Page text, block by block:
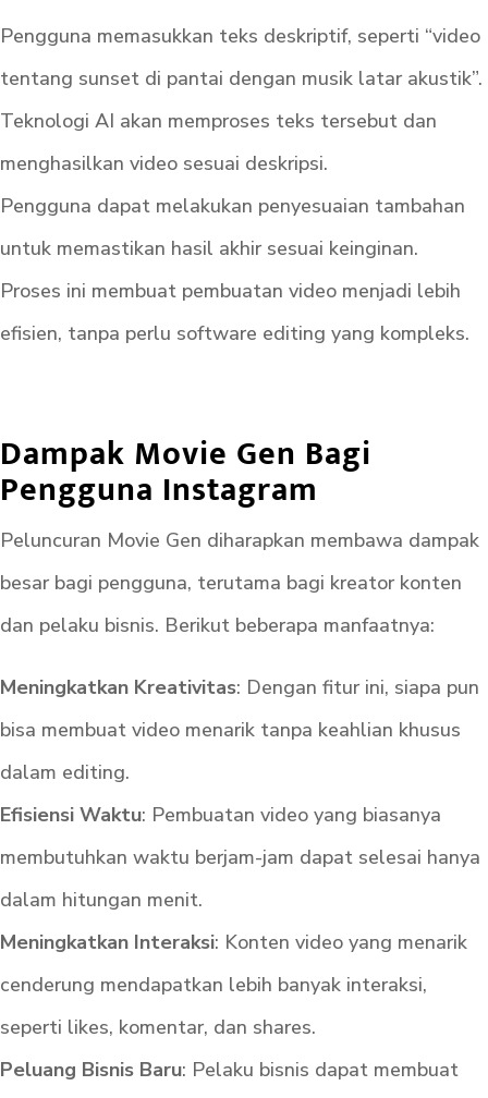
Pengguna memasukkan teks deskriptif, seperti “video
tentang sunset di pantai dengan musik latar akustik”.
Teknologi AI akan memproses teks tersebut dan
menghasilkan video sesuai deskripsi.
Pengguna dapat melakukan penyesuaian tambahan
untuk memastikan hasil akhir sesuai keinginan.
Proses ini membuat pembuatan video menjadi lebih
efisien, tanpa perlu software editing yang kompleks.
Dampak Movie Gen Bagi
Pengguna Instagram
Peluncuran Movie Gen diharapkan membawa dampak
besar bagi pengguna, terutama bagi kreator konten
dan pelaku bisnis. Berikut beberapa manfaatnya:
Meningkatkan Kreativitas: Dengan fitur ini, siapa pun
bisa membuat video menarik tanpa keahlian khusus
dalam editing.
Efisiensi Waktu: Pembuatan video yang biasanya
membutuhkan waktu berjam-jam dapat selesai hanya
dalam hitungan menit.
Meningkatkan Interaksi: Konten video yang menarik
cenderung mendapatkan lebih banyak interaksi,
seperti likes, komentar, dan shares.
Peluang Bisnis Baru: Pelaku bisnis dapat membuat